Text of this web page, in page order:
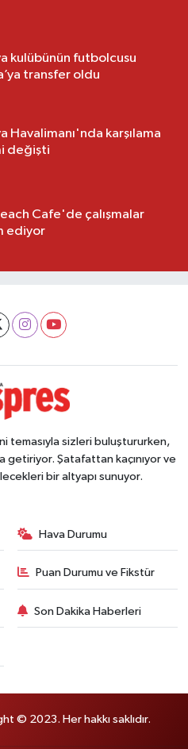
kulübünün futbolcusu
transfer oldu
Havalimanı'nda karşılama
değişti
Cafe'de çalışmalar
ediyor
temasıyla sizleri buluştururken,
getiriyor. Şatafattan kaçınıyor ve
bir altyapı sunuyor.
Hava Durumu
Puan Durumu ve Fikstür
Son Dakika Haberleri
© 2023. Her hakkı saklıdır.